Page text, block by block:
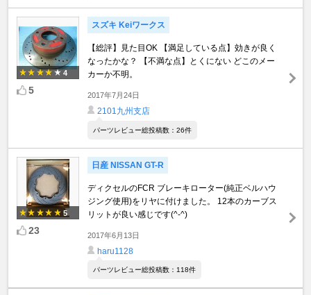
4
5
スズキ Keiワークス
【総評】見た目OK 【満足している点】効きが良く
なったかな？ 【不満な点】とくにない どこのメー
カーか不明。
2017年7月24日
2101九州支店
パーツレビュー総投稿数：26件
5
23
日産 NISSAN GT-R
ディクセルのFCR ブレーキローター(純正ベルハウ
ジング使用)をリヤに付けました。 12本のカーブス
リットが良い感じです(^-^)
2017年6月13日
haru1128
パーツレビュー総投稿数：118件